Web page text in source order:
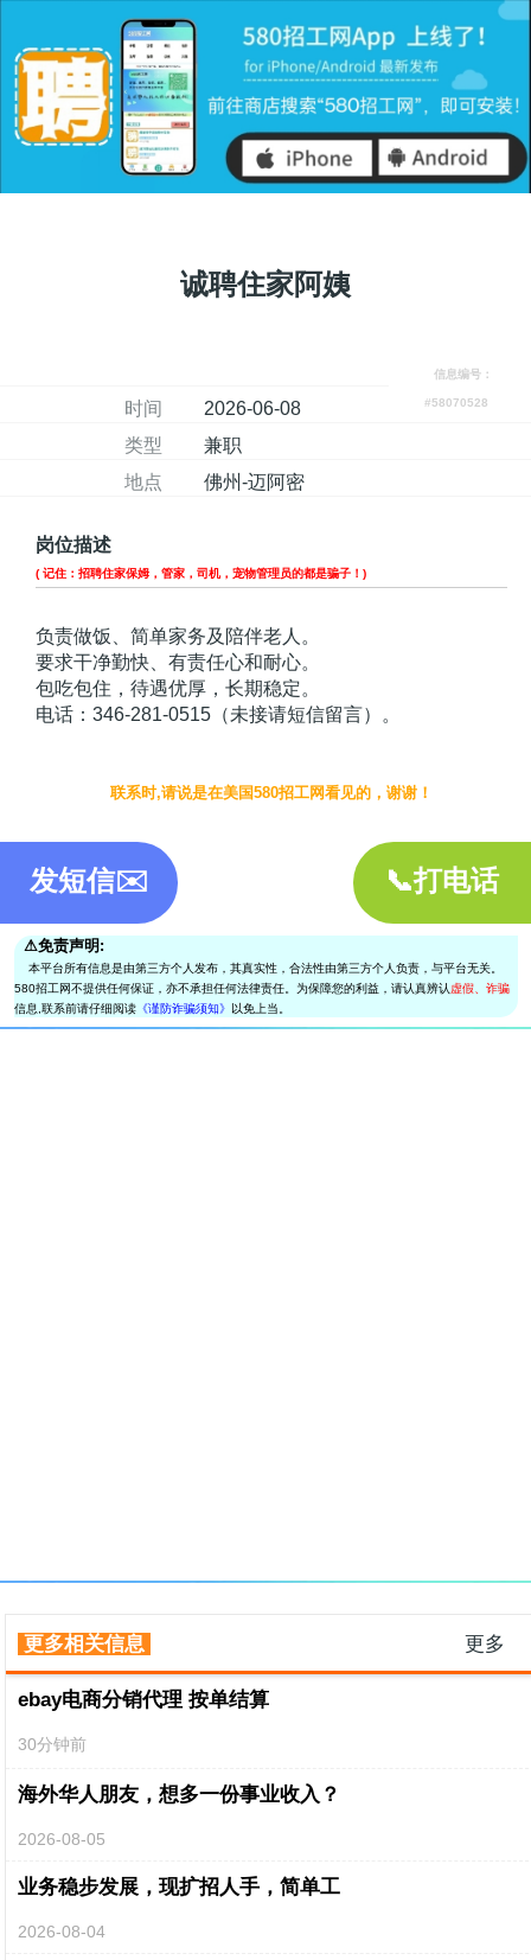
诚聘住家阿姨
信息编号：
#58070528
时间
2026-06-08
类型
兼职
地点
佛州-迈阿密
岗位描述
( 记住：招聘住家保姆，管家，司机，宠物管理员的都是骗子！)
负责做饭、简单家务及陪伴老人。
要求干净勤快、有责任心和耐心。
包吃包住，待遇优厚，长期稳定。
电话：346-281-0515（未接请短信留言）。
联系时,请说是在美国580招工网看见的，谢谢！
📞打电话
发短信✉️
⚠︎免责声明:
本平台所有信息是由第三方个人发布，其真实性，合法性由第三方个人负责，与平台无关。
580招工网不提供任何保证，亦不承担任何法律责任。为保障您的利益，请认真辨认 虚假、诈骗
信息,联系前请仔细阅读《谨防诈骗须知》 以免上当。
更多相关信息 更多
ebay电商分销代理 按单结算
30分钟前
海外华人朋友，想多一份事业收入？
2026-08-05
业务稳步发展，现扩招人手，简单工
2026-08-04